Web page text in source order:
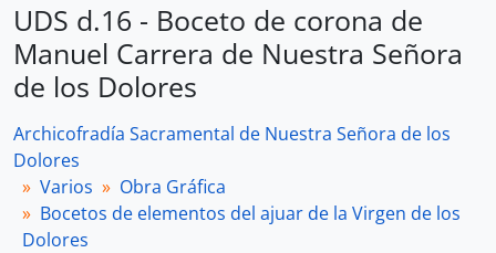
UDS d.16 - Boceto de corona de
Manuel Carrera de Nuestra Señora
de los Dolores
Archicofradía Sacramental de Nuestra Señora de los
Dolores
Varios
Obra Gráfica
Bocetos de elementos del ajuar de la Virgen de los
Dolores